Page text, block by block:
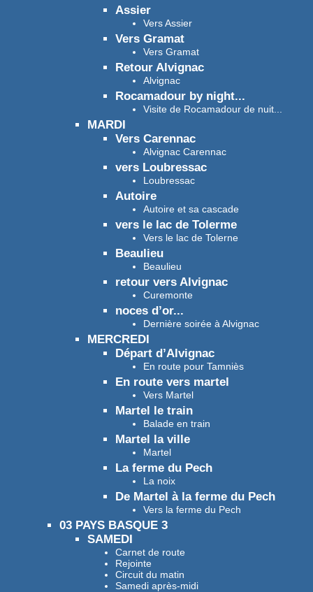
Assier
Vers Assier
Vers Gramat
Vers Gramat
Retour Alvignac
Alvignac
Rocamadour by night...
Visite de Rocamadour de nuit...
MARDI
Vers Carennac
Alvignac Carennac
vers Loubressac
Loubressac
Autoire
Autoire et sa cascade
vers le lac de Tolerme
Vers le lac de Tolerne
Beaulieu
Beaulieu
retour vers Alvignac
Curemonte
noces d’or...
Dernière soirée à Alvignac
MERCREDI
Départ d’Alvignac
En route pour Tamniès
En route vers martel
Vers Martel
Martel le train
Balade en train
Martel la ville
Martel
La ferme du Pech
La noix
De Martel à la ferme du Pech
Vers la ferme du Pech
03 PAYS BASQUE 3
SAMEDI
Carnet de route
Rejointe
Circuit du matin
Samedi après-midi